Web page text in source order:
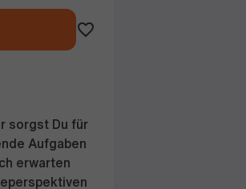
sorgst Du für
Aufgaben
erwarten